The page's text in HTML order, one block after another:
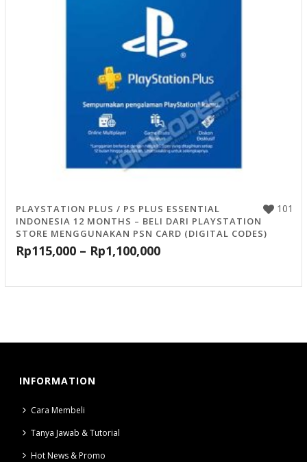
101
PLAYSTATION PLUS / PS PLUS ESSENTIAL
INDONESIA 12 MONTHS – BELI DARI PLAYSTATION
STORE MENGGUNAKAN PSN CARD (DIGITAL CODES)
Rp115,000 – Rp1,100,000
INFORMATION
Cara Membeli
Tanya Jawab & Tutorial
Hot News & Promo